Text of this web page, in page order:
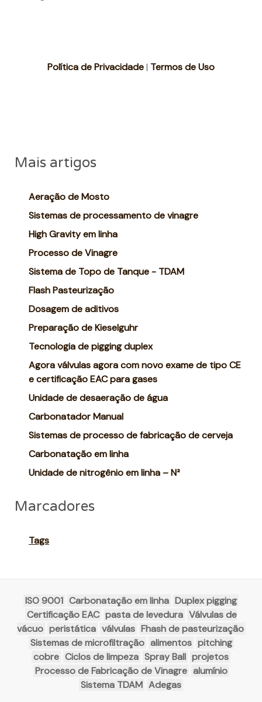
Política de Privacidade| Termos de Uso
Mais artigos
Aeração de Mosto
Sistemas de processamento de vinagre
High Gravity em linha
Processo de Vinagre
Sistema de Topo de Tanque - TDAM
Flash Pasteurização
Dosagem de aditivos
Preparação de Kieselguhr
Tecnologia de pigging duplex
Agora válvulas agora com novo exame de tipo CE
e certificação EAC para gases
Unidade de desaeração de água
Carbonatador Manual
Sistemas de processo de fabricação de cerveja
Carbonatação em linha
Unidade de nitrogênio em linha – N²
Marcadores
Tags
ISO 9001 Carbonatação em linha Duplex pigging
Certificação EAC pasta de levedura Válvulas de
vácuo peristática válvulas Fhash de pasteurização
Sistemas de microfiltração alimentos pitching
cobre Ciclos de limpeza Spray Ball projetos
Processo de Fabricação de Vinagre alumínio
Sistema TDAM Adegas